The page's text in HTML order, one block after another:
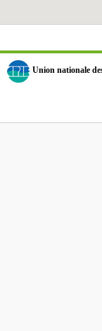
Union nationale